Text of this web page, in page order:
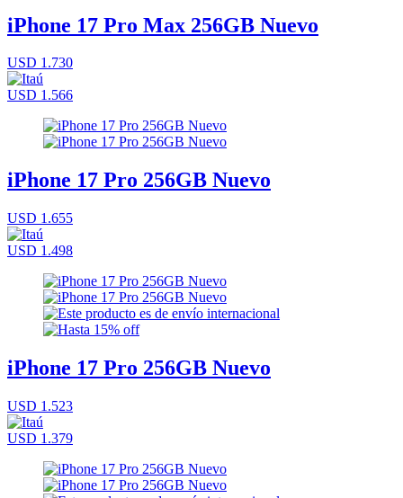
iPhone 17 Pro Max 256GB Nuevo
USD 1.730
USD 1.566
iPhone 17 Pro 256GB Nuevo
USD 1.655
USD 1.498
iPhone 17 Pro 256GB Nuevo
USD 1.523
USD 1.379